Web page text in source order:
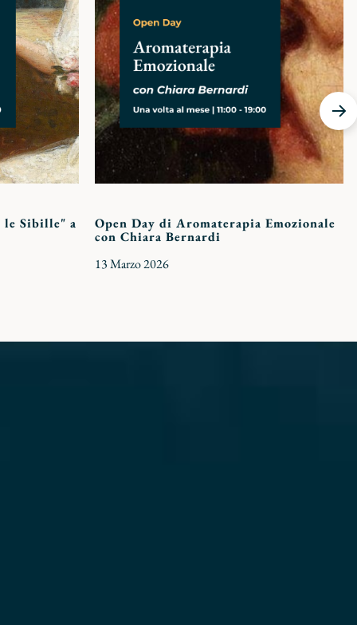
preferiti
le Sibille" a
Open Day di Aromaterapia Emozionale
con Chiara Bernardi
13 Marzo 2026